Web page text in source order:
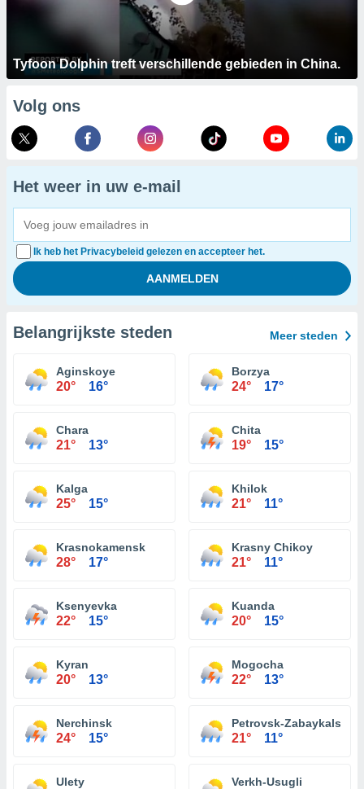
Tyfoon Dolphin treft verschillende gebieden in China.
Volg ons
Het weer in uw e-mail
Ik heb het Privacybeleid gelezen en accepteer het.
Belangrijkste steden Meer steden
Aginskoye
20° 16°
Borzya
24° 17°
Chara
21° 13°
Chita
19° 15°
Kalga
25° 15°
Khilok
21° 11°
Krasnokamensk
28° 17°
Krasny Chikoy
21° 11°
Ksenyevka
22° 15°
Kuanda
20° 15°
Kyran
20° 13°
Mogocha
22° 13°
Nerchinsk
24° 15°
Petrovsk-Zabaykalsky
21° 11°
Ulety Verkh-Usugli